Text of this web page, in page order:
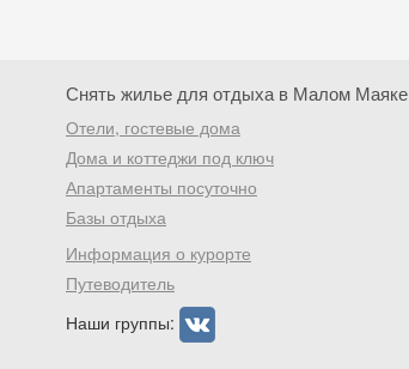
Снять жилье для отдыха в Малом Маяке
Отели, гостевые дома
Дома и коттеджи под ключ
Апартаменты посуточно
Базы отдыха
Информация о курорте
Путеводитель
Наши группы: